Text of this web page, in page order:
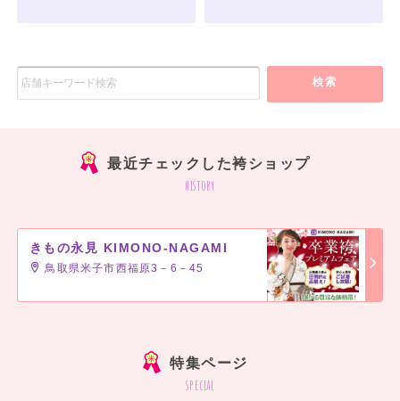
検索
最近チェックした袴ショップ
history
きもの永見 KIMONO‐NAGAMI
鳥取県米子市西福原3－6－45
特集ページ
special